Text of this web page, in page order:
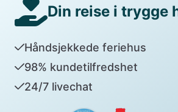
Din reise i trygge
Håndsjekkede feriehus
98% kundetilfredshet
24/7 livechat